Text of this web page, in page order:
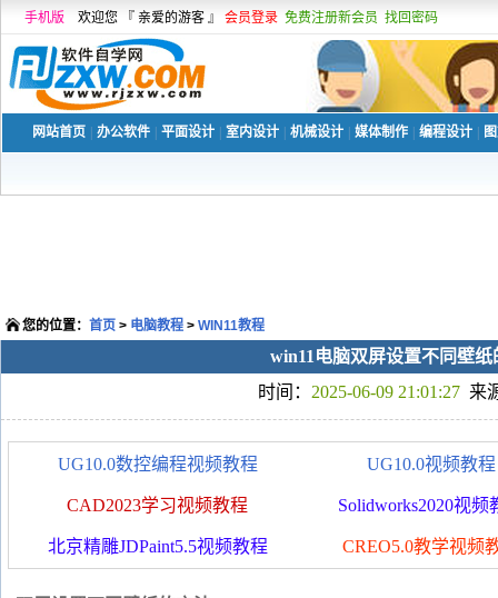
手机版 欢迎您 『 亲爱的游客 』 会员登录 免费注册新会员 找回密码
网站首页 办公软件 平面设计 室内设计 机械设计 媒体制作 编程设计
您的位置： 首页 > 电脑教程 > WIN11教程
win11电脑双屏设置不同壁纸
时间： 2025-06-09 21:01:27 来
UG10.0数控编程视频教程 UG10.0视频教程
CAD2023学习视频教程 Solidworks2020视频
北京精雕JDPaint5.5视频教程 CREO5.0教学视频